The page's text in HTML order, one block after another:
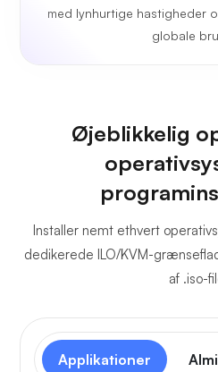
med lynhurtige hastigheder
globale
Øjeblikkelig
Installer nemt ethvert
dedikerede ILO/KVM-
af .iso-
Applikationer